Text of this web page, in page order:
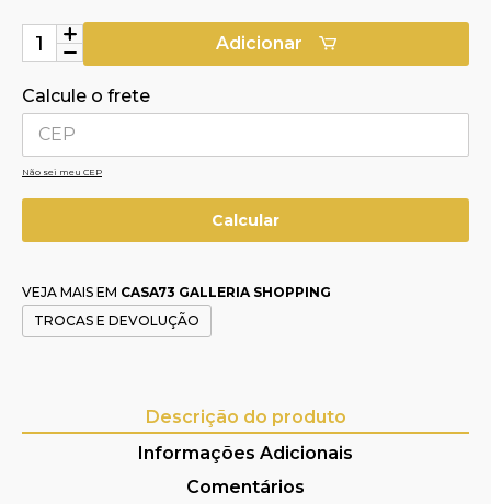
Adicionar
Calcule o frete
Não sei meu CEP
VEJA MAIS EM CASA73 GALLERIA SHOPPING
TROCAS E DEVOLUÇÃO
Descrição do produto
Informações Adicionais
Comentários